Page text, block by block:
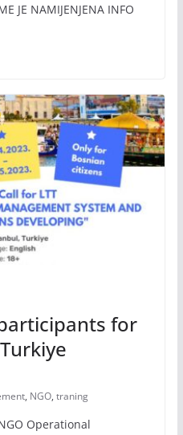
JE NAMIJENJENA INFO
for
, NGO, traning
Operational